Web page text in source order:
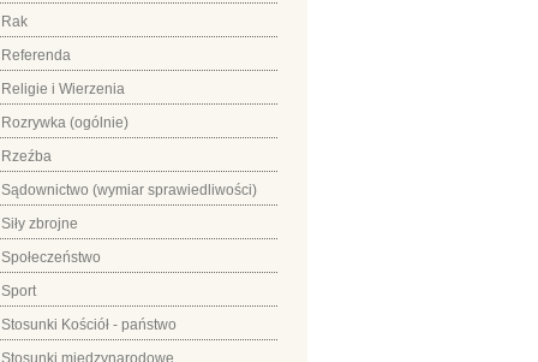
Rak
Referenda
Religie i Wierzenia
Rozrywka (ogólnie)
Rzeźba
Sądownictwo (wymiar sprawiedliwości)
Siły zbrojne
Społeczeństwo
Sport
Stosunki Kościół - państwo
Stosunki międzynarodowe